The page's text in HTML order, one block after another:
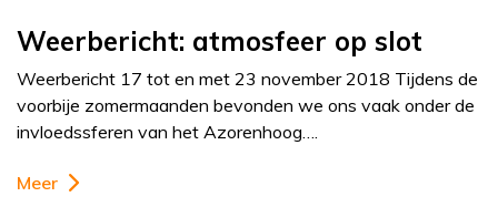
Weerbericht: atmosfeer op slot
Weerbericht 17 tot en met 23 november 2018 Tijdens de
voorbije zomermaanden bevonden we ons vaak onder de
invloedssferen van het Azorenhoog….
Meer